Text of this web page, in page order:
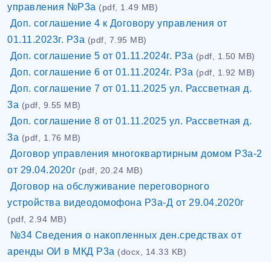
управления №Р3а (pdf, 1.49 MB)
Доп. соглашение 4 к Договору управления от
01.11.2023г. Р3а (pdf, 7.95 MB)
Доп. соглашение 5 от 01.11.2024г. Р3а (pdf, 1.50 MB)
Доп. соглашение 6 от 01.11.2024г. Р3а (pdf, 1.92 MB)
Доп. соглашение 7 от 01.11.2025 ул. Рассветная д.
3а (pdf, 9.55 MB)
Доп. соглашение 8 от 01.11.2025 ул. Рассветная д.
3а (pdf, 1.76 MB)
Договор управления многоквартирным домом Р3а-2
от 29.04.2020г (pdf, 20.24 MB)
Договор на обслуживание переговорного
устройства видеодомофона Р3а-Д от 29.04.2020г
(pdf, 2.94 MB)
№34 Сведения о накопленных ден.средствах от
аренды ОИ в МКД Р3а (docx, 14.33 KB)